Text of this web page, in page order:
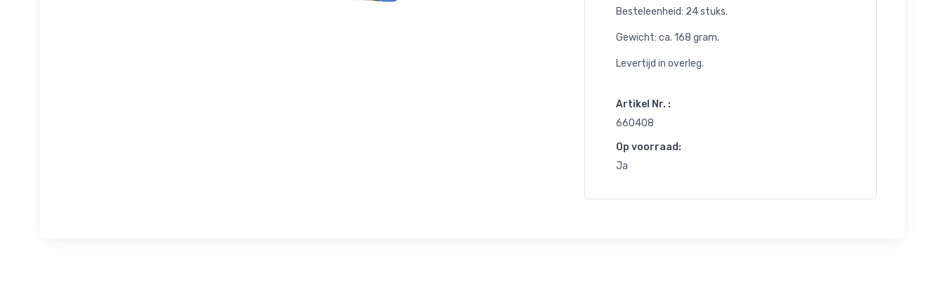
Besteleenheid: 24 stuks.
Gewicht: ca. 168 gram.
Levertijd in overleg.
Artikel Nr. :
660408
Op voorraad:
Ja